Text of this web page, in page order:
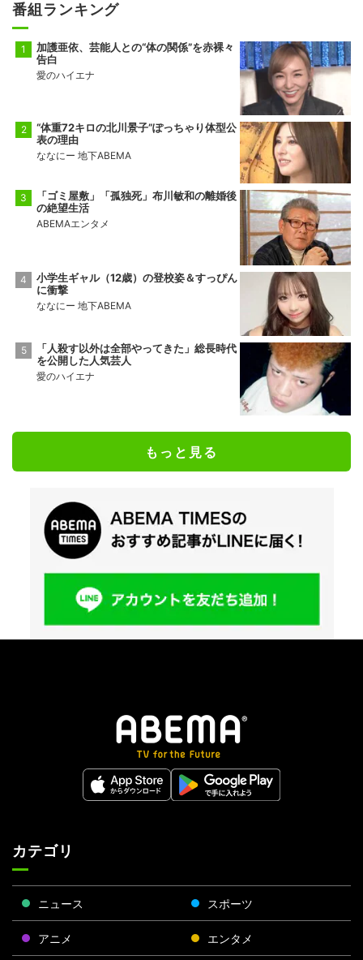
番組ランキング
加護亜依、芸能人との“体の関係”を赤裸々
告白
愛のハイエナ
“体重72キロの北川景子”ぽっちゃり体型公
表の理由
ななにー 地下ABEMA
「ゴミ屋敷」「孤独死」布川敏和の離婚後
の絶望生活
ABEMAエンタメ
小学生ギャル（12歳）の登校姿＆すっぴん
に衝撃
ななにー 地下ABEMA
「人殺す以外は全部やってきた」総長時代
を公開した人気芸人
愛のハイエナ
もっと見る
カテゴリ
ニュース スポーツ
アニメ エンタメ